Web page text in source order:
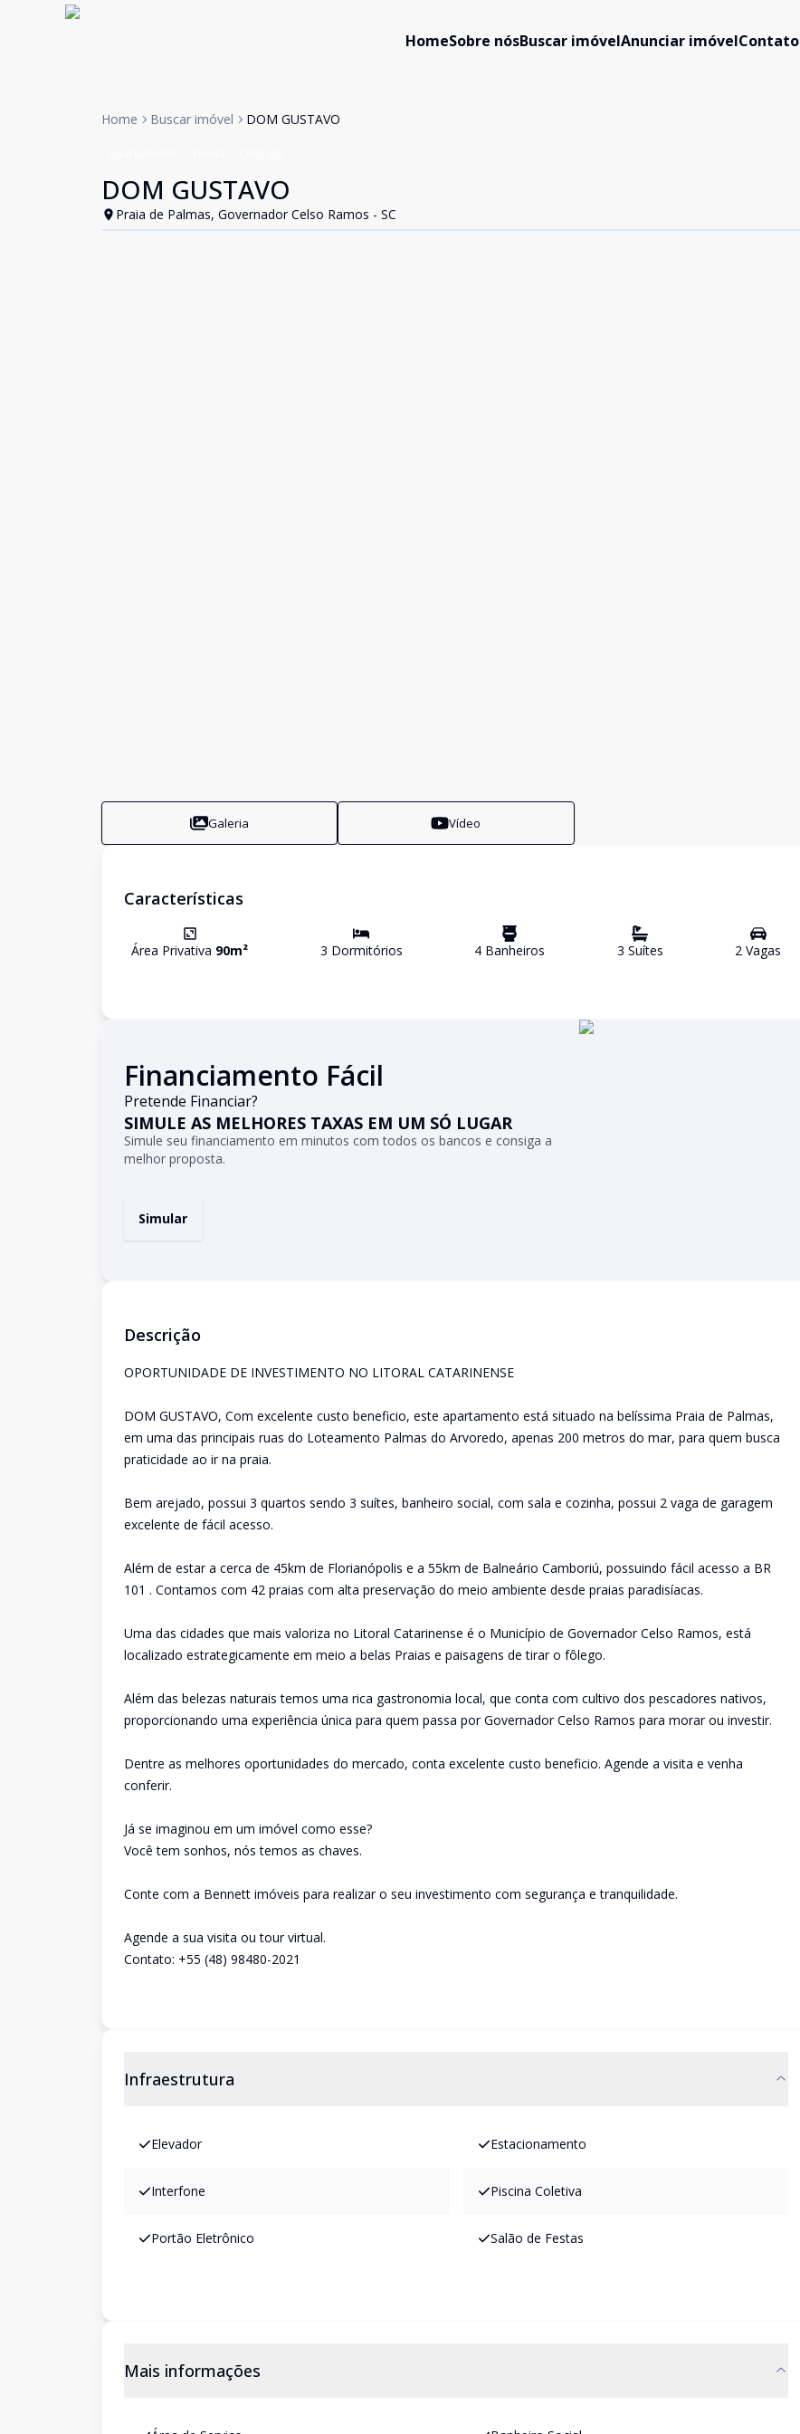
HomeSobre nósBuscar imóvelAnunciar imóvelContato
Home Buscar imóvel DOM GUSTAVO
DOM GUSTAVO
Praia de Palmas, Governador Celso Ramos - SC
Galeria Vídeo
Características
Área Privativa 90m² 3 Dormitórios 4 Banheiros 3 Suítes 2 Vagas
Financiamento Fácil
Pretende Financiar?
SIMULE AS MELHORES TAXAS EM UM SÓ LUGAR
Simule seu financiamento em minutos com todos os bancos e consiga a
melhor proposta.
Simular
Descrição
OPORTUNIDADE DE INVESTIMENTO NO LITORAL CATARINENSE
DOM GUSTAVO, Com excelente custo beneficio, este apartamento está situado na belíssima Praia de Palmas,
em uma das principais ruas do Loteamento Palmas do Arvoredo, apenas 200 metros do mar, para quem busca
praticidade ao ir na praia.
Bem arejado, possui 3 quartos sendo 3 suítes, banheiro social, com sala e cozinha, possui 2 vaga de garagem
excelente de fácil acesso.
Além de estar a cerca de 45km de Florianópolis e a 55km de Balneário Camboriú, possuindo fácil acesso a BR
101 . Contamos com 42 praias com alta preservação do meio ambiente desde praias paradisíacas.
Uma das cidades que mais valoriza no Litoral Catarinense é o Município de Governador Celso Ramos, está
localizado estrategicamente em meio a belas Praias e paisagens de tirar o fôlego.
Além das belezas naturais temos uma rica gastronomia local, que conta com cultivo dos pescadores nativos,
proporcionando uma experiência única para quem passa por Governador Celso Ramos para morar ou investir.
Dentre as melhores oportunidades do mercado, conta excelente custo beneficio. Agende a visita e venha
conferir.
Já se imaginou em um imóvel como esse?
Você tem sonhos, nós temos as chaves.
Conte com a Bennett imóveis para realizar o seu investimento com segurança e tranquilidade.
Agende a sua visita ou tour virtual.
Contato: +55 (48) 98480-2021
Infraestrutura
Elevador Estacionamento
Interfone Piscina Coletiva
Portão Eletrônico Salão de Festas
Mais informações